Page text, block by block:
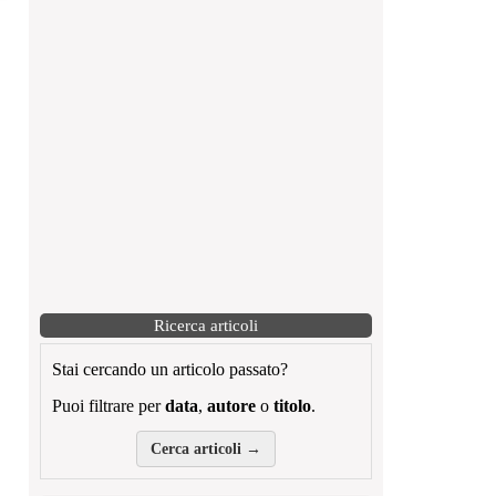
Ricerca articoli
Stai cercando un articolo passato?
Puoi filtrare perdata, autore o titolo.
Cerca articoli →